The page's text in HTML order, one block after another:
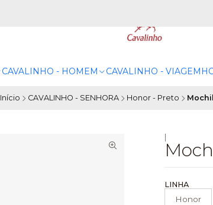
CAVALINHO - HOMEM CAVALINHO - VIAGEM
Início CAVALINHO - SENHORA Honor - Preto
LINHA
Honor